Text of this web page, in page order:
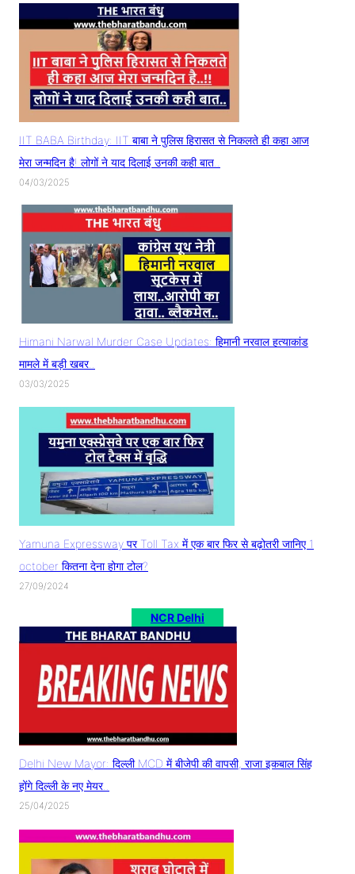
IIT BABA Birthday: IIT बाबा ने पुलिस हिरासत से निकलते ही कहा आज
मेरा जन्मदिन है! लोगों ने याद दिलाई उनकी कही बात..
04/03/2025
Himani Narwal Murder Case Updates: हिमानी नरवाल हत्याकांड
मामले में बड़ी खबर..
03/03/2025
Yamuna Expressway पर Toll Tax में एक बार फिर से बढ़ोतरी जानिए 1
october कितना देना होगा टोल?
27/09/2024
NCR Delhi
Delhi New Mayor: दिल्ली MCD में बीजेपी की वापसी, राजा इकबाल सिंह
होंगे दिल्ली के नए मेयर..
25/04/2025